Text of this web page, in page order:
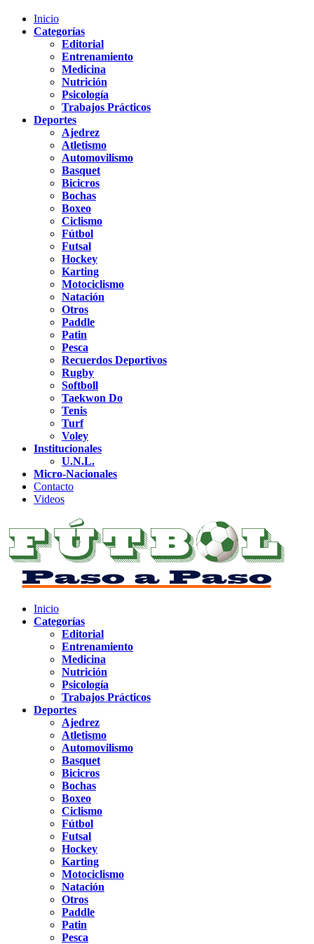
Inicio
Categorías
Editorial
Entrenamiento
Medicina
Nutrición
Psicología
Trabajos Prácticos
Deportes
Ajedrez
Atletismo
Automovilismo
Basquet
Bicicros
Bochas
Boxeo
Ciclismo
Fútbol
Futsal
Hockey
Karting
Motociclismo
Natación
Otros
Paddle
Patin
Pesca
Recuerdos Deportivos
Rugby
Softboll
Taekwon Do
Tenis
Turf
Voley
Institucionales
U.N.L.
Micro-Nacionales
Contacto
Videos
Inicio
Categorías
Editorial
Entrenamiento
Medicina
Nutrición
Psicología
Trabajos Prácticos
Deportes
Ajedrez
Atletismo
Automovilismo
Basquet
Bicicros
Bochas
Boxeo
Ciclismo
Fútbol
Futsal
Hockey
Karting
Motociclismo
Natación
Otros
Paddle
Patin
Pesca